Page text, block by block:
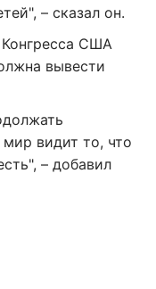
– сказал он.
Конгресса США
вывести
видит то, что
– добавил